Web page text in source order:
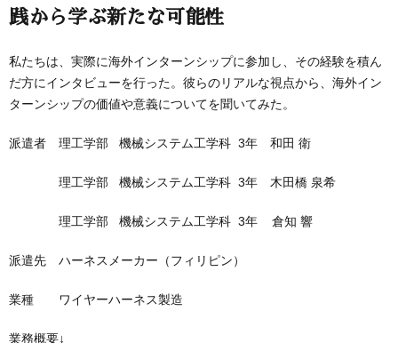
践から学ぶ新たな可能性
私たちは、実際に海外インターンシップに参加し、その経験を積ん
だ方にインタビューを行った。彼らのリアルな視点から、海外イン
ターンシップの価値や意義についてを聞いてみた。
派遣者 理工学部 機械システム工学科 3年 和田 衛
理工学部 機械システム工学科 3年 木田橋 泉希
理工学部 機械システム工学科 3年 倉知 響
派遣先 ハーネスメーカー（フィリピン）
業種 ワイヤーハーネス製造
業務概要↓